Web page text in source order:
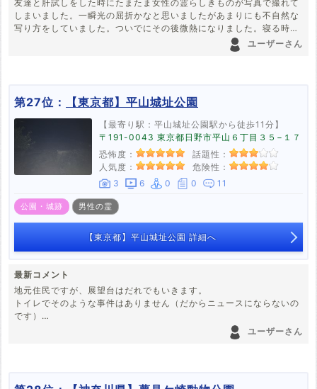
友達と肝試しをした時にたまたま女性の霊らしきものが写真で撮れて
しまいました。一瞬光の屈折かなと思いましたがあまりにも不自然な
写り方をしていました。ついでにその後微熱になりました。寝る時過
ユーザーさん
第27位： 【東京都】平山城址公園
【最寄り駅：平山城址公園駅から徒歩11分】
〒191-0043 東京都日野市平山６丁目３５−１７
恐怖度：
話題性：
人気度：
危険性：
3
6 0 0 11
公園・城跡 男性の霊
【東京都】平山城址公園 詳細へ
最新コメント
地元住民ですが、展望台はだれでもいきます。
トイレでそのような事件はありません（だからニュースにならないの
です）
また隣に大学が隣接しておりますし夜中は暗いながらもハイカーや学
ユーザーさん